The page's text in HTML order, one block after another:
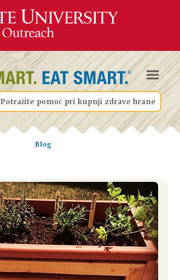
Potražite pomoć pri kupnji zdrave hrane
Blog